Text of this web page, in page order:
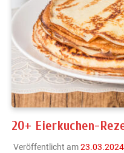
20+ Eierkuchen-
Veröffentlicht am23.03.2024